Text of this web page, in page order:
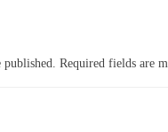
Required fields are